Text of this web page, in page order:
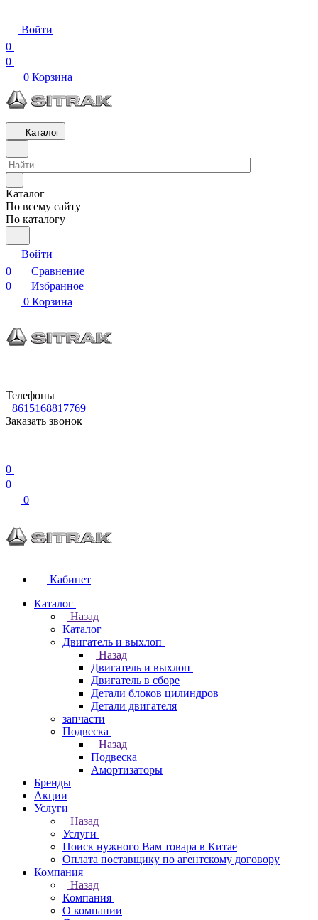
Войти
0
0
0 Корзина
Каталог
Каталог
По всему сайту
По каталогу
Войти
0
Сравнение
0
Избранное
0 Корзина
Телефоны
+8615168817769
Заказать звонок
0
0
0
Кабинет
Каталог
Назад
Каталог
Двигатель и выхлоп
Назад
Двигатель и выхлоп
Двигатель в сборе
Детали блоков цилиндров
Детали двигателя
запчасти
Подвеска
Назад
Подвеска
Амортизаторы
Бренды
Акции
Услуги
Назад
Услуги
Поиск нужного Вам товара в Китае
Оплата поставщику по агентскому договору
Компания
Назад
Компания
О компании